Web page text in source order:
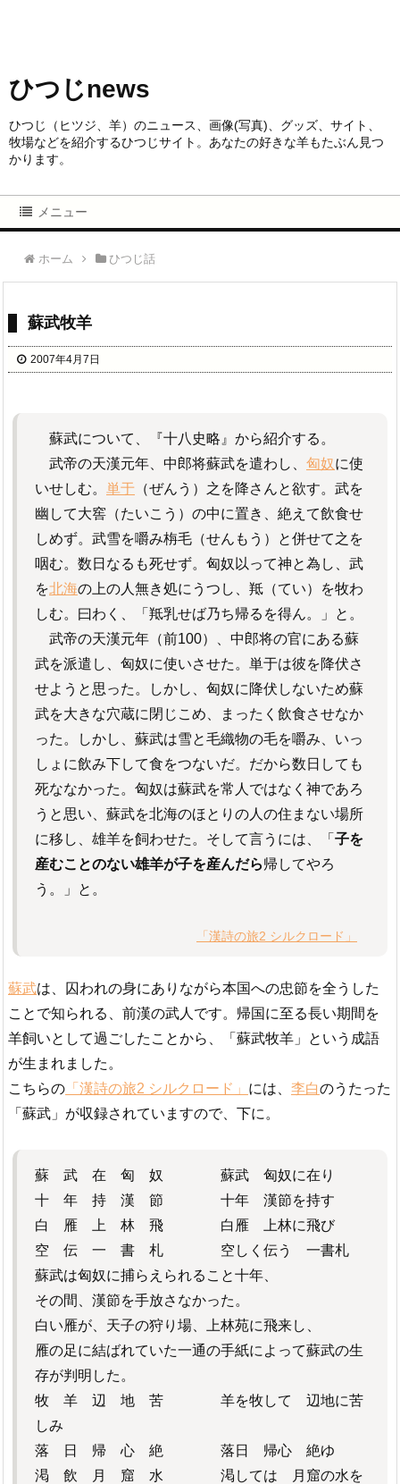
ひつじnews
ひつじ（ヒツジ、羊）のニュース、画像(写真)、グッズ、サイト、
牧場などを紹介するひつじサイト。あなたの好きな羊もたぶん見つ
かります。
メニュー
ホーム ひつじ話
蘇武牧羊
2007年4月7日
蘇武について、『十八史略』から紹介する。
武帝の天漢元年、中郎将蘇武を遣わし、 匈奴に使
いせしむ。 単于 （ぜんう）之を降さんと欲す。武を
幽して大窖（たいこう）の中に置き、絶えて飲食せ
しめず。武雪を嚼み栴毛（せんもう）と併せて之を
咽む。数日なるも死せず。匈奴以って神と為し、武
を北海の上の人無き処にうつし、羝（てい）を牧わ
しむ。曰わく、「羝乳せば乃ち帰るを得ん。」と。
武帝の天漢元年（前100）、中郎将の官にある蘇
武を派遣し、匈奴に使いさせた。単于は彼を降伏さ
せようと思った。しかし、匈奴に降伏しないため蘇
武を大きな穴蔵に閉じこめ、まったく飲食させなか
った。しかし、蘇武は雪と毛織物の毛を嚼み、いっ
しょに飲み下して食をつないだ。だから数日しても
死ななかった。匈奴は蘇武を常人ではなく神であろ
うと思い、蘇武を北海のほとりの人の住まない場所
に移し、雄羊を飼わせた。そして言うには、「 子を
産むことのない雄羊が子を産んだら帰してやろ
う。」と。
「漢詩の旅2 シルクロード」
蘇武は、囚われの身にありながら本国への忠節を全うした
ことで知られる、前漢の武人です。帰国に至る長い期間を
羊飼いとして過ごしたことから、「蘇武牧羊」という成語
が生まれました。
こちらの 「漢詩の旅2 シルクロード」 には、 李白のうたった
「蘇武」が収録されていますので、下に。
蘇 武 在 匈 奴 蘇武 匈奴に在り
十 年 持 漢 節 十年 漢節を持す
白 雁 上 林 飛 白雁 上林に飛び
空 伝 一 書 札 空しく伝う 一書札
蘇武は匈奴に捕らえられること十年、
その間、漢節を手放さなかった。
白い雁が、天子の狩り場、上林苑に飛来し、
雁の足に結ばれていた一通の手紙によって蘇武の生
存が判明した。
牧 羊 辺 地 苦 羊を牧して 辺地に苦
しみ
落 日 帰 心 絶 落日 帰心 絶ゆ
渇 飲 月 窟 水 渇しては 月窟の水を